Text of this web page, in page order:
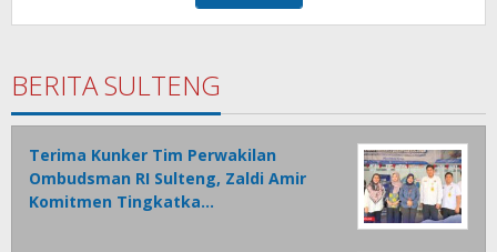
BERITA SULTENG
Terima Kunker Tim Perwakilan
Ombudsman RI Sulteng, Zaldi Amir
Komitmen Tingkatka…